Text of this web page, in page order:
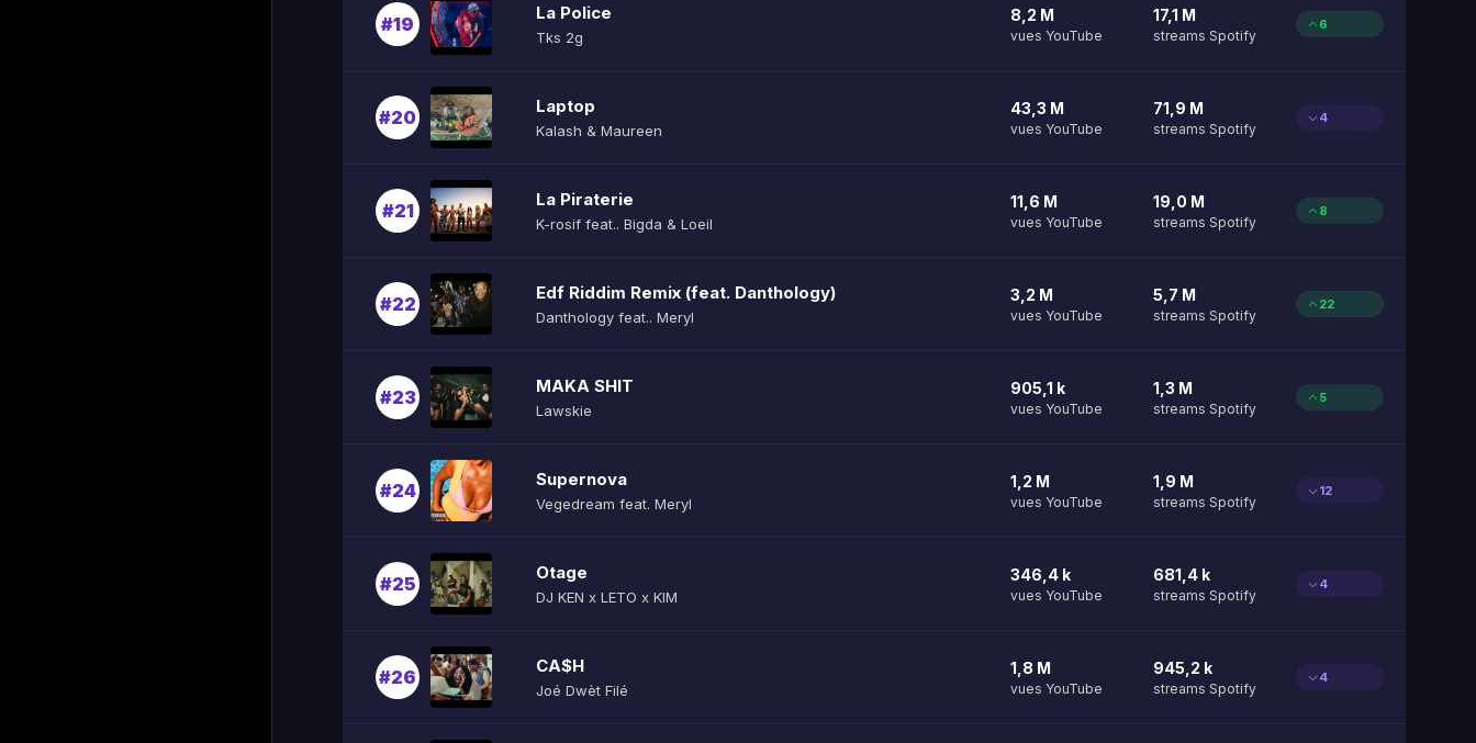
#19
La Police
Tks 2g
8,2 M
vues YouTube
17,1 M
streams Spotify
6
#20
Laptop
Kalash & Maureen
43,3 M
vues YouTube
71,9 M
streams Spotify
4
#21
La Piraterie
K-rosif feat.. Bigda & Loeil
11,6 M
vues YouTube
19,0 M
streams Spotify
8
#22
Edf Riddim Remix (feat. Danthology)
Danthology feat.. Meryl
3,2 M
vues YouTube
5,7 M
streams Spotify
22
#23
MAKA SHIT
Lawskie
905,1 k
vues YouTube
1,3 M
streams Spotify
5
#24
Supernova
Vegedream feat. Meryl
1,2 M
vues YouTube
1,9 M
streams Spotify
12
#25
Otage
DJ KEN x LETO x KIM
346,4 k
vues YouTube
681,4 k
streams Spotify
4
#26
CA$H
Joé Dwèt Filé
1,8 M
vues YouTube
945,2 k
streams Spotify
4